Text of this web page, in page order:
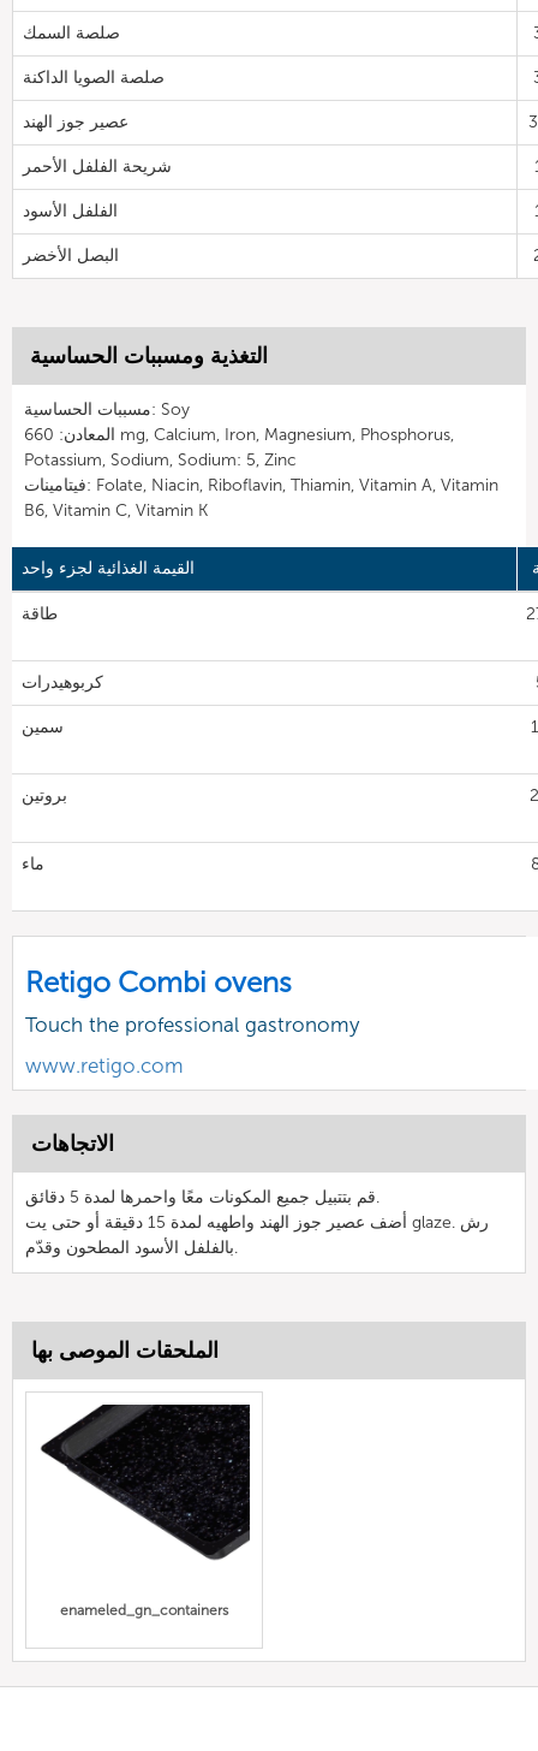
صلصة السمك
صلصة الصويا الداكنة
عصير جوز الهند
شريحة الفلفل الأحمر
الفلفل الأسود
البصل الأخضر
التغذية ومسببات الحساسية
مسببات الحساسية: Soy
المعادن: 660 mg, Calcium, Iron, Magnesium, Phosphorus,
Potassium, Sodium, Sodium: 5, Zinc
فيتامينات: Folate, Niacin, Riboflavin, Thiamin, Vitamin A, Vitamin
B6, Vitamin C, Vitamin K
القيمة الغذائية لجزء واحد
طاقة
كربوهيدرات
سمين
بروتين
ماء
Retigo Combi ovens
Touch the professional gastronomy
www.retigo.com
الاتجاهات
قم بتتبيل جميع المكونات معًا واحمرها لمدة 5 دقائق.
أضف عصير جوز الهند واطهيه لمدة 15 دقيقة أو حتى يت glaze. رش
بالفلفل الأسود المطحون وقدّم.
الملحقات الموصى بها
enameled_gn_containers